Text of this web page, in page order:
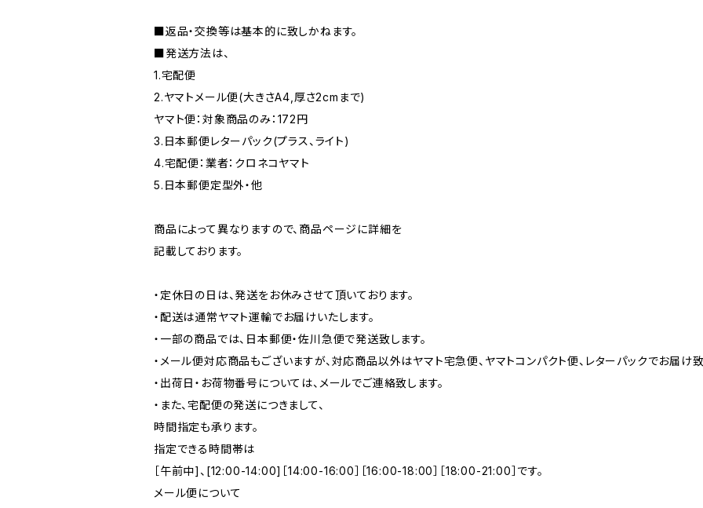
■返品・交換等は基本的に致しかねます。
■発送方法は、
1.宅配便
2.ヤマトメール便(大きさA4,厚さ2cmまで)
ヤマト便：対象商品のみ：172円
3.日本郵便レターパック(プラス、ライト)
4.宅配便：業者：クロネコヤマト
5.日本郵便定型外・他
商品によって異なりますので、商品ページに詳細を
記載しております。
・定休日の日は、発送をお休みさせて頂いております。
・配送は通常ヤマト運輸でお届けいたします。
・一部の商品では、日本郵便・佐川急便で発送致します。
・メール便対応商品もございますが、対応商品以外はヤマト宅急便、ヤマトコンパクト便、レターパックでお届け致
・出荷日・お荷物番号については、メールでご連絡致します。
・また、宅配便の発送につきまして、
時間指定も承ります。
指定できる時間帯は
［午前中]、[12:00-14:00]［14:00-16:00］［16:00-18:00］［18:00-21:00］です。
メール便について